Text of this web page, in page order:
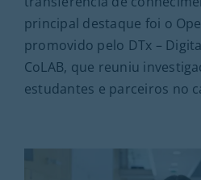
principal destaque foi o
promovido pelo DTx –
CoLAB, que reuniu
estudantes e parceiros no